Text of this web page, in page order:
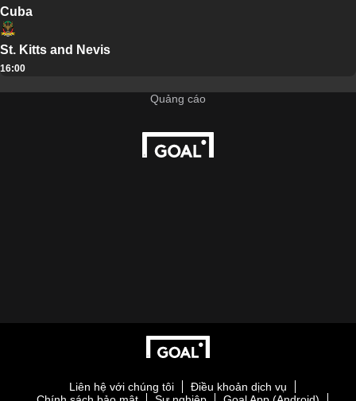
Cuba
St. Kitts and Nevis
16:00
Liên hệ với chúng tôi
Điều khoản dịch vụ